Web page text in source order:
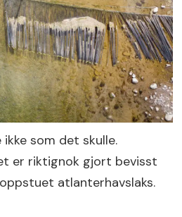
som det skulle.
er riktignok gjort bevisst
atlanterhavslaks.